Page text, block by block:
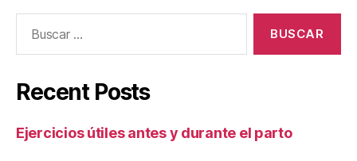
Recent Posts
Ejercicios útiles antes y durante el parto